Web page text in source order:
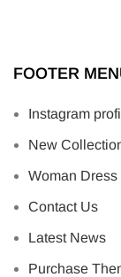
FOOTER
Instagram
New
Woman Dress
Contact Us
Latest News
Purchase